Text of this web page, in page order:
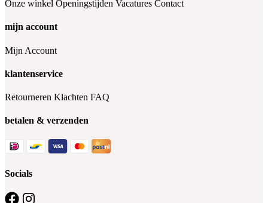
Onze winkel Openingstijden Vacatures Contact
mijn account
Mijn Account
klantenservice
Retourneren Klachten FAQ
betalen & verzenden
Socials